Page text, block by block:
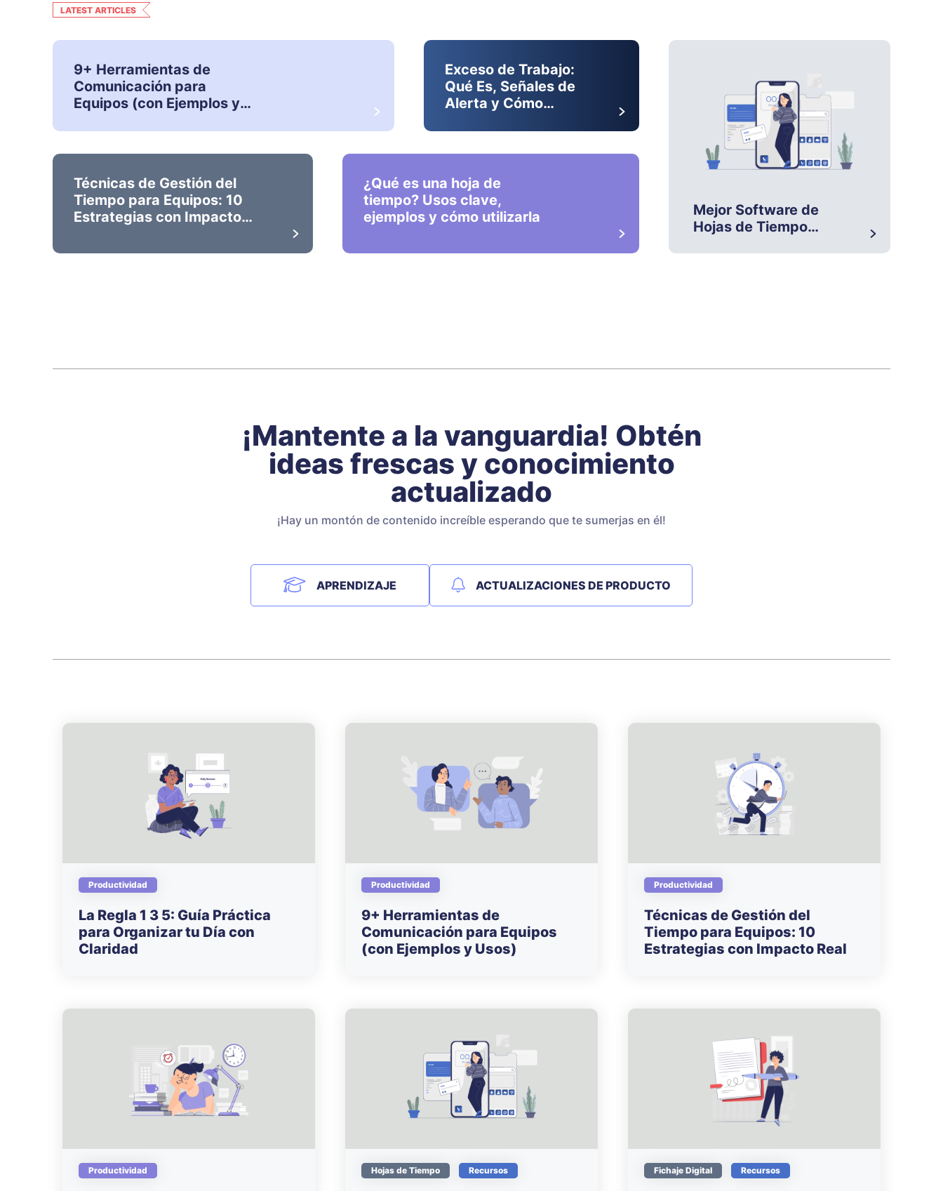
LATEST ARTICLES
9+ Herramientas de
Comunicación para
Equipos (con Ejemplos y
Técnicas de Gestión del
Tiempo para Equipos: 10
Estrategias con Impacto
Exceso de Trabajo:
Qué Es, Señales de
Alerta y Cómo
Organización
¿Qué es una hoja de
tiempo? Usos clave,
ejemplos y cómo utilizarla
Mejor Software de
Hojas de Tiempo
¡Mantente a la vanguardia! Obtén
ideas frescas y conocimiento
actualizado
¡Hay un montón de contenido increíble esperando que te sumerjas en él!
APRENDIZAJE ACTUALIZACIONES DE PRODUCTO
Productividad
La Regla 1 3 5: Guía Práctica
para Organizar tu Día con
Claridad
Productividad
9+ Herramientas de
Comunicación para Equipos
(con Ejemplos y Usos)
Productividad
Técnicas de Gestión del
Tiempo para Equipos: 10
Estrategias con Impacto Real
Productividad Hojas de Tiempo Recursos Fichaje Digital Recursos